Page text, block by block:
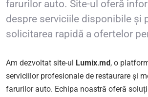
farurilor auto. Site-ul oferă
despre serviciile disponibile și
solicitarea rapidă a ofertelor
Am dezvoltat site-ul Lumix.md, o
serviciilor profesionale de restaurare și
farurilor auto. Echipa noastră oferă